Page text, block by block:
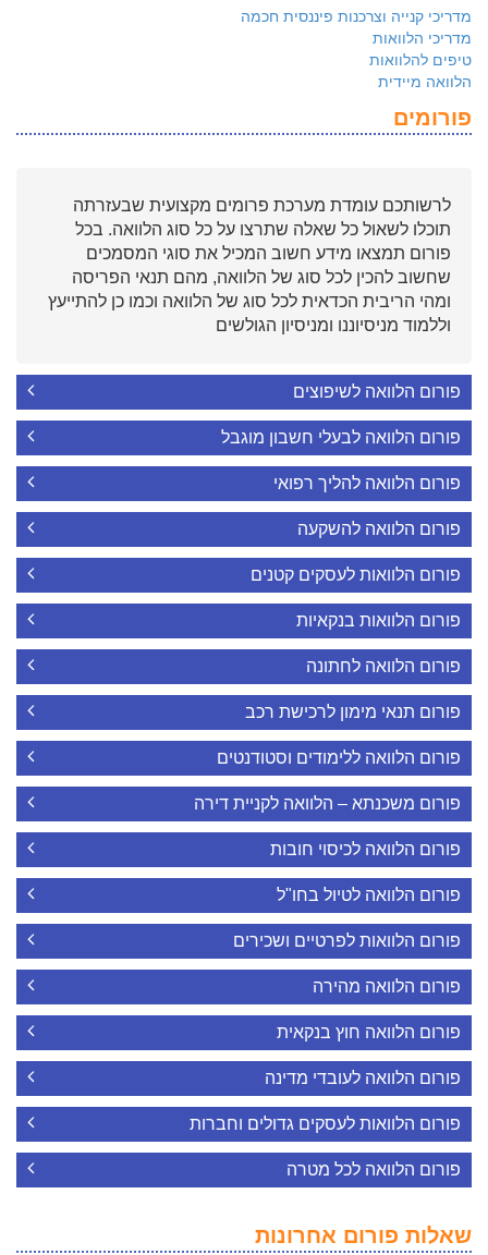
מדריכי קנייה וצרכנות פיננסית חכמה
מדריכי הלוואות
טיפים להלוואות
הלוואה מיידית
פורומים
לרשותכם עומדת מערכת פרומים מקצועית שבעזרתה
תוכלו לשאול כל שאלה שתרצו על כל סוג הלוואה. בכל
פורום תמצאו מידע חשוב המכיל את סוגי המסמכים
שחשוב להכין לכל סוג של הלוואה, מהם תנאי הפריסה
ומהי הריבית הכדאית לכל סוג של הלוואה וכמו כן להתייעץ
וללמוד מניסיוננו ומניסיון הגולשים
פורום הלוואה לשיפוצים
פורום הלוואה לבעלי חשבון מוגבל
פורום הלוואה להליך רפואי
פורום הלוואה להשקעה
פורום הלוואות לעסקים קטנים
פורום הלוואות בנקאיות
פורום הלוואה לחתונה
פורום תנאי מימון לרכישת רכב
פורום הלוואה ללימודים וסטודנטים
פורום משכנתא – הלוואה לקניית דירה
פורום הלוואה לכיסוי חובות
פורום הלוואה לטיול בחו"ל
פורום הלוואות לפרטיים ושכירים
פורום הלוואה מהירה
פורום הלוואה חוץ בנקאית
פורום הלוואה לעובדי מדינה
פורום הלוואות לעסקים גדולים וחברות
פורום הלוואה לכל מטרה
שאלות פורום אחרונות